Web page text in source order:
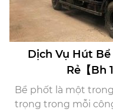
Dịch Vụ Hút
Rẻ【Bh
Bể phốt là một
trọng trong mỗi